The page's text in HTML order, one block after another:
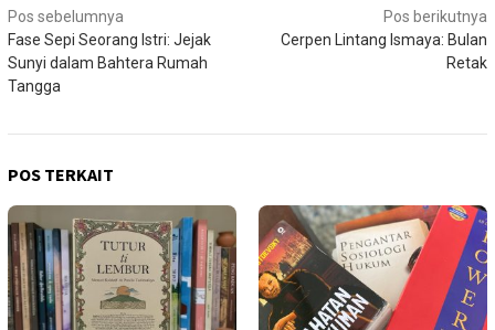
Navigasi
pos
Pos sebelumnya
Fase Sepi Seorang Istri: Jejak
Sunyi dalam Bahtera Rumah
Tangga
Pos berikutnya
Cerpen Lintang Ismaya: Bulan
Retak
POS TERKAIT